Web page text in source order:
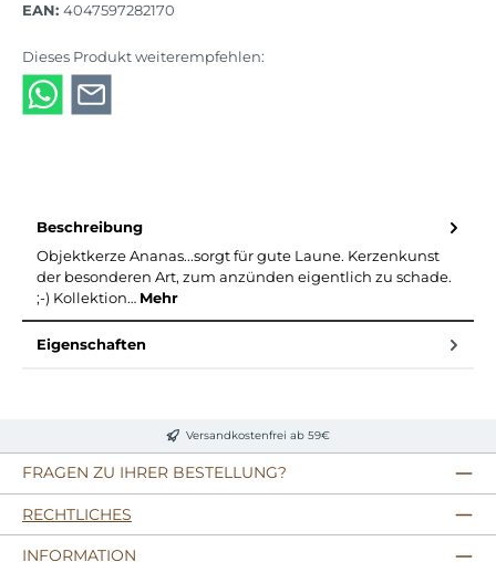
EAN: 4047597282170
Dieses Produkt weiterempfehlen:
Beschreibung
Objektkerze Ananas...sorgt für gute Laune. Kerzenkunst
der besonderen Art, zum anzünden eigentlich zu schade.
;-) Kollektion… Mehr
Eigenschaften
Versandkostenfrei ab 59€
FRAGEN ZU IHRER BESTELLUNG?
RECHTLICHES
INFORMATION